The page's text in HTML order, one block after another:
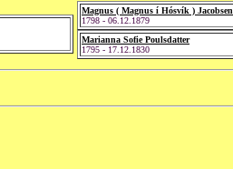
Magnus ( Magnus í Hósvík ) Jacobsen
1798 - 06.12.1879
Marianna Sofie Poulsdatter
1795 - 17.12.1830